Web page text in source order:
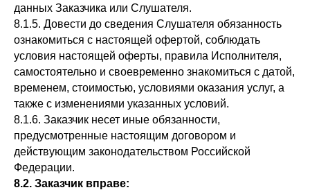
данных Заказчика или Слушателя.
8.1.5. Довести до сведения Слушателя обязанность
ознакомиться с настоящей офертой, соблюдать
условия настоящей оферты, правила Исполнителя,
самостоятельно и своевременно знакомиться с датой,
временем, стоимостью, условиями оказания услуг, а
также с изменениями указанных условий.
8.1.6. Заказчик несет иные обязанности,
предусмотренные настоящим договором и
действующим законодательством Российской
Федерации.
8.2. Заказчик вправе: